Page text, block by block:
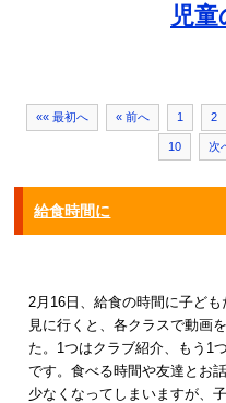
児
«« 最初へ « 前へ 1 2
10 次
給食時間に
2月16日、給食の時間に子ども
見に行くと、各クラスで動画
た。1つはクラブ紹介、もう1
です。食べる時間や友達とお
少なくなってしまいますが、